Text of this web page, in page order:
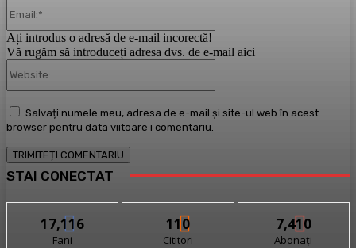
Ați introdus o adresă de e-mail incorectă!
Vă rugăm să introduceți adresa dvs. de e-mail aici
Salvați numele meu, adresa de e-mail și site-ul web în acest
browser pentru data viitoare i comentariu.
STAI CONECTAT
17,116
Fani
110
Cititori
7,410
Abonați